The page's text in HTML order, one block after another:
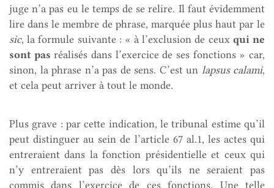
juge n’a pas eu le temps de se relire. Il faut évidemment
lire dans le membre de phrase, marquée plus haut par le
sic, la formule suivante : « à l’exclusion de ceux qui ne
sont pas réalisés dans l’exercice de ses fonctions » car,
sinon, la phrase n’a pas de sens. C’est un lapsus calami,
et cela peut arriver à tout le monde.
Plus grave : par cette indication, le tribunal estime qu’il
peut distinguer au sein de l’article 67 al.1, les actes qui
entreraient dans la fonction présidentielle et ceux qui
n’y entreraient pas dès lors qu’ils ne seraient pas
commis dans l’exercice de ces fonctions. Une telle